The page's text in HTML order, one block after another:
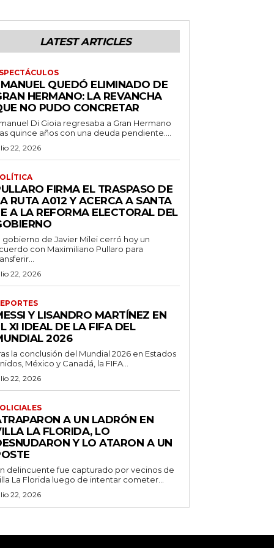
LATEST ARTICLES
QUEDÓ ELIMINADO DE
HERMANO: LA REVANCHA
NO PUDO CONCRETAR
Di Gioia regresaba a Gran Hermano
quince años con una deuda pendiente....
22, 2026
FIRMA EL TRASPASO DE
RUTA A012 Y ACERCA A SANTA
A LA REFORMA ELECTORAL DEL
gobierno de Javier Milei cerró hoy un
con Maximiliano Pullaro para
22, 2026
Y LISANDRO MARTÍNEZ EN
XI IDEAL DE LA FIFA DEL
2026
la conclusión del Mundial 2026 en Estados
México y Canadá, la FIFA...
22, 2026
A UN LADRÓN EN
LA FLORIDA, LO
Y LO ATARON A UN
delincuente fue capturado por vecinos de
La Florida luego de intentar cometer...
22, 2026